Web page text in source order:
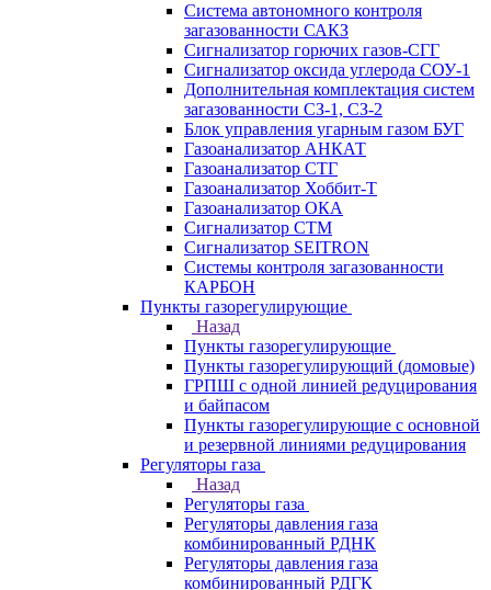
Система автономного контроля
загазованности САКЗ
Сигнализатор горючих газов-СГГ
Сигнализатор оксида углерода СОУ-1
Дополнительная комплектация систем
загазованности СЗ-1, СЗ-2
Блок управления угарным газом БУГ
Газоанализатор АНКАТ
Газоанализатор СТГ
Газоанализатор Хоббит-Т
Газоанализатор ОКА
Сигнализатор СТМ
Сигнализатор SEITRON
Системы контроля загазованности
КАРБОН
Пункты газорегулирующие
Назад
Пункты газорегулирующие
Пункты газорегулирующий (домовые)
ГРПШ с одной линией редуцирования
и байпасом
Пункты газорегулирующие с основной
и резервной линиями редуцирования
Регуляторы газа
Назад
Регуляторы газа
Регуляторы давления газа
комбинированный РДНК
Регуляторы давления газа
комбинированный РДГК